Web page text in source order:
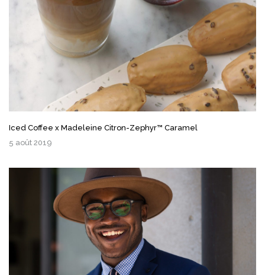
Iced Coffee x Madeleine Citron-Zephyr™ Caramel
5 août 2019